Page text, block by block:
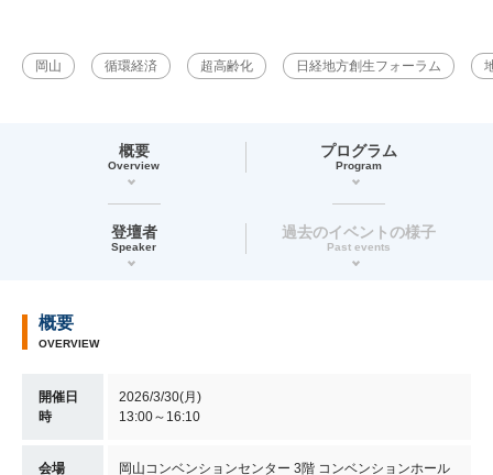
岡山 循環経済 超高齢化 日経地方創生フォーラム
概要
Overview
プログラム
Program
登壇者
Speaker
過去のイベントの様子
Past events
概要
OVERVIEW
開催日
時
2026/3/30(月)
13:00～16:10
会場
岡山コンベンションセンター 3階 コンベンションホール